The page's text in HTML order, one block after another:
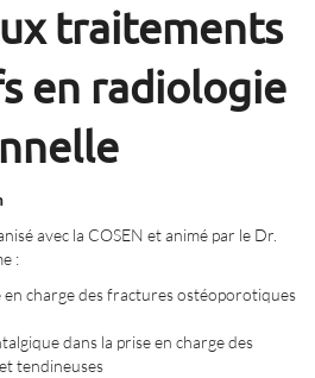
traitements
en radiologie
avec la COSEN et animé par le Dr.
:
en charge des fractures ostéoporotiques
dans la prise en charge des
tendineuses